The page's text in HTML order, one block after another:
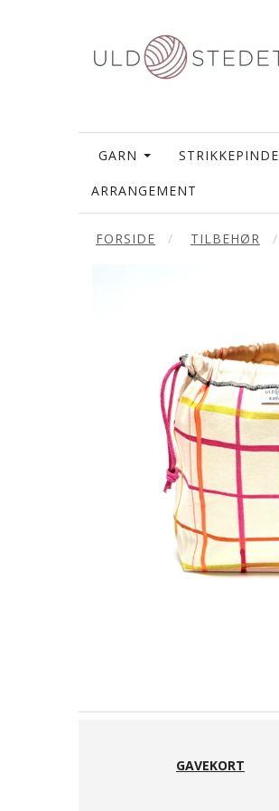
GARN STRIKKEPINDE
ARRANGEMENT
FORSIDE TILBEHØR
GAVEKORT